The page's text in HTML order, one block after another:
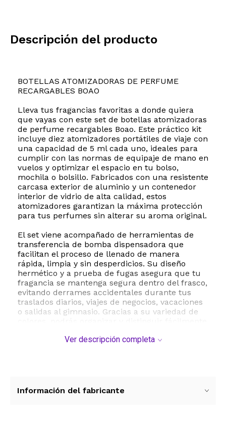
Descripción del producto
BOTELLAS ATOMIZADORAS DE PERFUME
RECARGABLES BOAO
Lleva tus fragancias favoritas a donde quiera
que vayas con este set de botellas atomizadoras
de perfume recargables Boao. Este práctico kit
incluye diez atomizadores portátiles de viaje con
una capacidad de 5 ml cada uno, ideales para
cumplir con las normas de equipaje de mano en
vuelos y optimizar el espacio en tu bolso,
mochila o bolsillo. Fabricados con una resistente
carcasa exterior de aluminio y un contenedor
interior de vidrio de alta calidad, estos
atomizadores garantizan la máxima protección
para tus perfumes sin alterar su aroma original.
El set viene acompañado de herramientas de
transferencia de bomba dispensadora que
facilitan el proceso de llenado de manera
rápida, limpia y sin desperdicios. Su diseño
hermético y a prueba de fugas asegura que tu
fragancia se mantenga segura dentro del frasco,
evitando derrames accidentales durante tus
traslados diarios, viajes de negocios, vacaciones
o salidas al gimnasio. Gracias a su variedad de
- Cantidad: 10 botellas atomizadoras y
Ver descripción completa
Información del fabricante